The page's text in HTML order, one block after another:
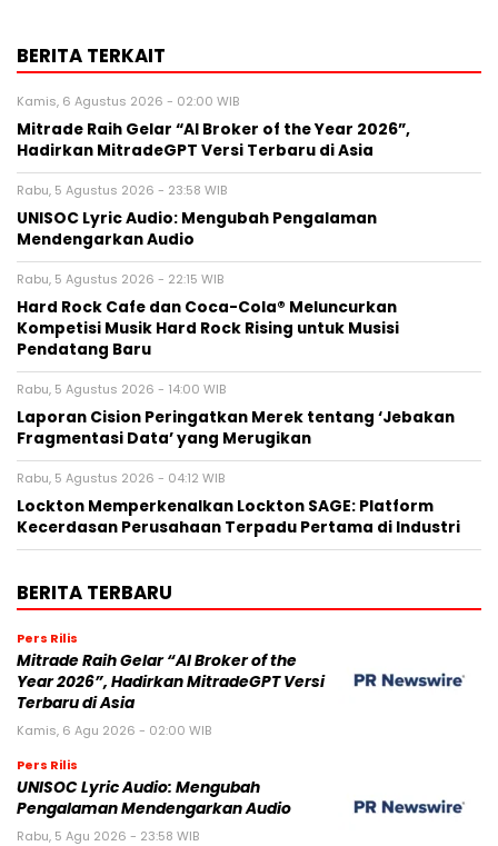
BERITA TERKAIT
Kamis, 6 Agustus 2026 - 02:00 WIB
Mitrade Raih Gelar “AI Broker of the Year 2026”,
Hadirkan MitradeGPT Versi Terbaru di Asia
Rabu, 5 Agustus 2026 - 23:58 WIB
UNISOC Lyric Audio: Mengubah Pengalaman
Mendengarkan Audio
Rabu, 5 Agustus 2026 - 22:15 WIB
Hard Rock Cafe dan Coca-Cola® Meluncurkan
Kompetisi Musik Hard Rock Rising untuk Musisi
Pendatang Baru
Rabu, 5 Agustus 2026 - 14:00 WIB
Laporan Cision Peringatkan Merek tentang ‘Jebakan
Fragmentasi Data’ yang Merugikan
Rabu, 5 Agustus 2026 - 04:12 WIB
Lockton Memperkenalkan Lockton SAGE: Platform
Kecerdasan Perusahaan Terpadu Pertama di Industri
BERITA TERBARU
Pers Rilis
Mitrade Raih Gelar “AI Broker of the
Year 2026”, Hadirkan MitradeGPT Versi
Terbaru di Asia
Kamis, 6 Agu 2026 - 02:00 WIB
Pers Rilis
UNISOC Lyric Audio: Mengubah
Pengalaman Mendengarkan Audio
Rabu, 5 Agu 2026 - 23:58 WIB